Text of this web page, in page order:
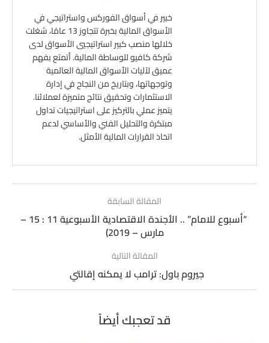
خبير في أسواق الفوركس واستراتيجي في
الأسواق المالية بخبرة تتجاوز 13 عامًا، شغلت
خلالها منصب كبير استراتيجيي الأسواق لدى
شركة كافيو للوساطة المالية. أتمتع بفهم
عميق لآليات الأسواق المالية العالمية
وتوجهاتها، وبتاريخ من النجاح في إدارة
الاستثمارات وتحقيق نتائج متميزة لعملائنا.
يتميز عملي بالتركيز على استراتيجيات تداول
مبتكرة والتحليل الفني والأساسي لدعم
اتخاذ القرارات المالية الأمثل.
المقالة السابقة
“أسبوع للامام” .. الأجندة الاقتصادية الأسبوعية 11 : 15 –
مارس – 2019)
المقالة التالية
جيروم باول: ترامب لا يمكنه إقالتي
قد تعجبك أيضاً